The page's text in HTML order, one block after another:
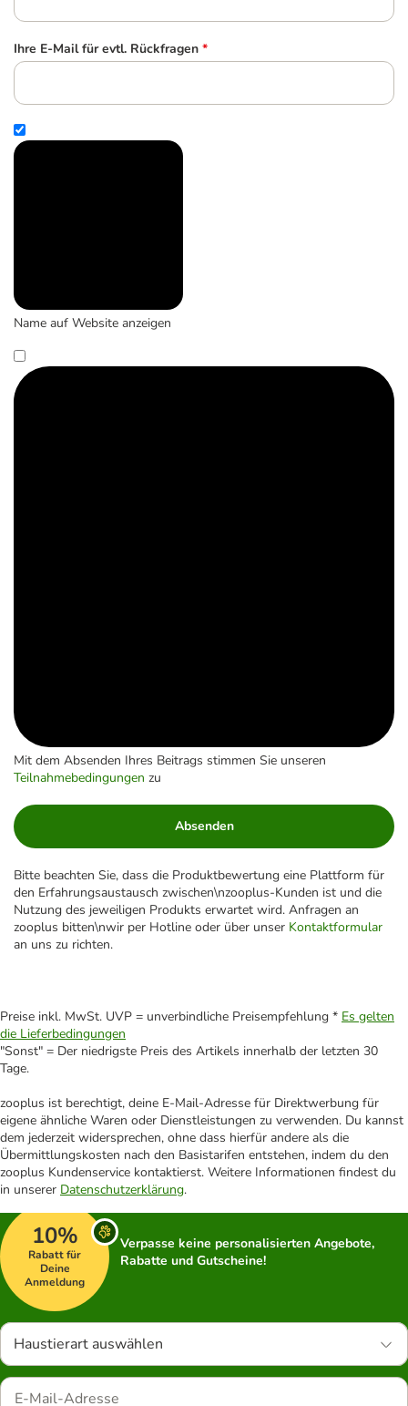
Ihre E-Mail für evtl. Rückfragen *
Name auf Website anzeigen
Mit dem Absenden Ihres Beitrags stimmen Sie unseren
Teilnahmebedingungen zu
Absenden
Bitte beachten Sie, dass die Produktbewertung eine Plattform für
den Erfahrungsaustausch zwischen\nzooplus-Kunden ist und die
Nutzung des jeweiligen Produkts erwartet wird. Anfragen an
zooplus bitten\nwir per Hotline oder über unser Kontaktformular
an uns zu richten.
Preise inkl. MwSt. UVP = unverbindliche Preisempfehlung * Es gelten
die Lieferbedingungen
"Sonst" = Der niedrigste Preis des Artikels innerhalb der letzten 30
Tage.
zooplus ist berechtigt, deine E-Mail-Adresse für Direktwerbung für
eigene ähnliche Waren oder Dienstleistungen zu verwenden. Du kannst
dem jederzeit widersprechen, ohne dass hierfür andere als die
Übermittlungskosten nach den Basistarifen entstehen, indem du den
zooplus Kundenservice kontaktierst. Weitere Informationen findest du
in unserer Datenschutzerklärung.
10%
Rabatt für
Deine
Anmeldung
Verpasse keine personalisierten Angebote,
Rabatte und Gutscheine!
Haustierart auswählen